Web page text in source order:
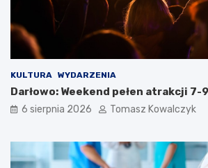
KULTURA WYDARZENIA
Darłowo: Weekend pełen atrakcji
6 sierpnia 2026 Tomasz Kowalczyk